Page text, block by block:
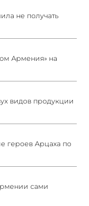
не получать
Армения» на
видов продукции
героев Арцаха по
сами